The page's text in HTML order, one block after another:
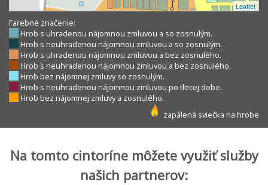
Leaflet
Farebné značenie:
Hrob s uhradenou nájomnou zmluvou a so zosnulým.
Hrob s neuhradenou nájomnou zmluvou a so zosnulým.
Hrob s uhradenou nájomnou zmluvou a bez zosnulého.
Hrob s neuhradenou nájomnou zmluvou a bez zosnulého.
Hrob bez nájomnej zmluvy so zosnulým.
Hrob s neuhradenou nájomnou zmluvou po tlecej dobe.
Hrob bez nájomnej zmluvy a zosnulého.
zapálená sviečka na hrobe
Na tomto cintoríne môžete využiť služby
našich partnerov: